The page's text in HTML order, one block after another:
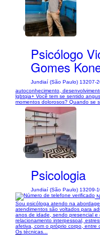
1/3
Psicólogo
Gomes
Jundiaí (São Paulo) 13207-
autoconhecimento,
lgbtqia+ Você tem se sentido
momentos dolorosos? Quando se
1/5
Psicologia
Jundiaí (São Paulo) 13209-
Sou psicóloga atendo na
atendimentos são voltados para
anos de idade, sendo presencial
relacionamento interpessoal,
afetiva, com o próprio corpo, entre
Os técnicas...